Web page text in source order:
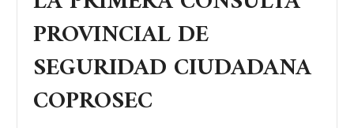
PROVINCIAL DE
SEGURIDAD CIUDADANA
COPROSEC